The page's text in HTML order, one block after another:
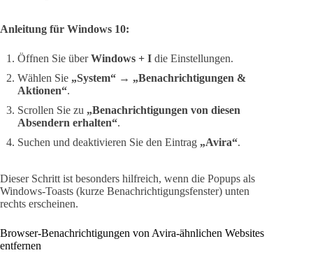
Anleitung für Windows 10:
Öffnen Sie überWindows + I die Einstellungen.
Wählen Sie „System“ → „Benachrichtigungen &
Aktionen“.
Scrollen Sie zu „Benachrichtigungen von diesen
Absendern erhalten“.
Suchen und deaktivieren Sie den Eintrag „Avira“.
Dieser Schritt ist besonders hilfreich, wenn die Popups als
Windows-Toasts (kurze Benachrichtigungsfenster) unten
rechts erscheinen.
Browser-Benachrichtigungen von Avira-ähnlichen Websites
entfernen